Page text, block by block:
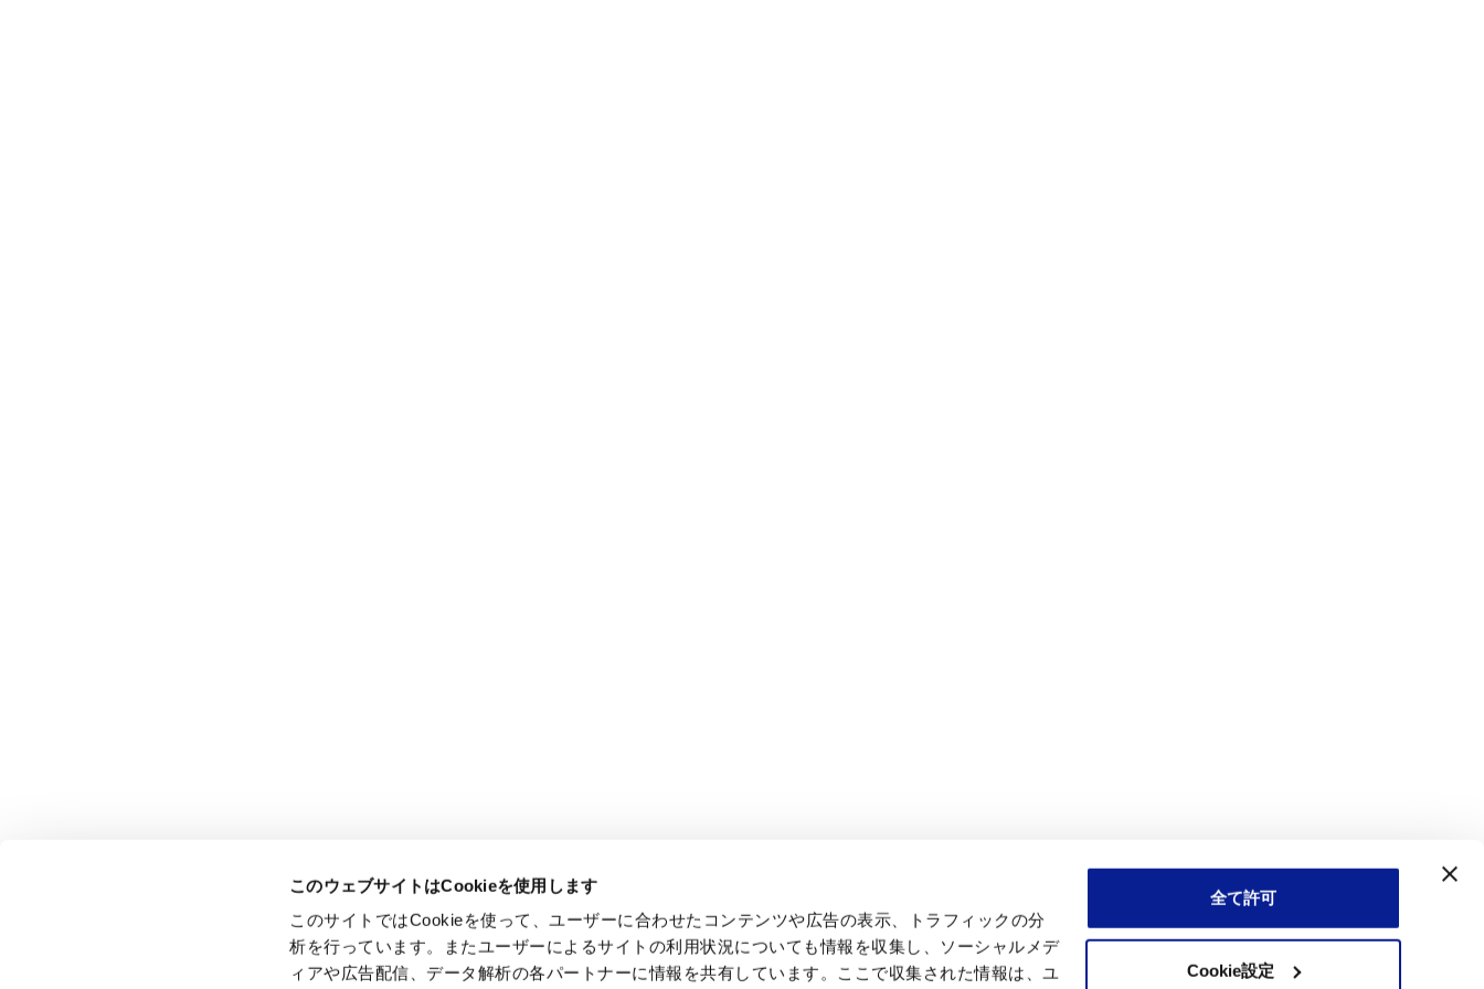
このウェブサイトはCookieを使用します
このサイトではCookieを使って、ユーザーに合わせたコンテンツや広告の表示、トラフィックの分
析を行っています。またユーザーによるサイトの利用状況についても情報を収集し、ソーシャルメデ
ィアや広告配信、データ解析の各パートナーに情報を共有しています。ここで収集された情報は、ユ
全て許可
Cookie設定